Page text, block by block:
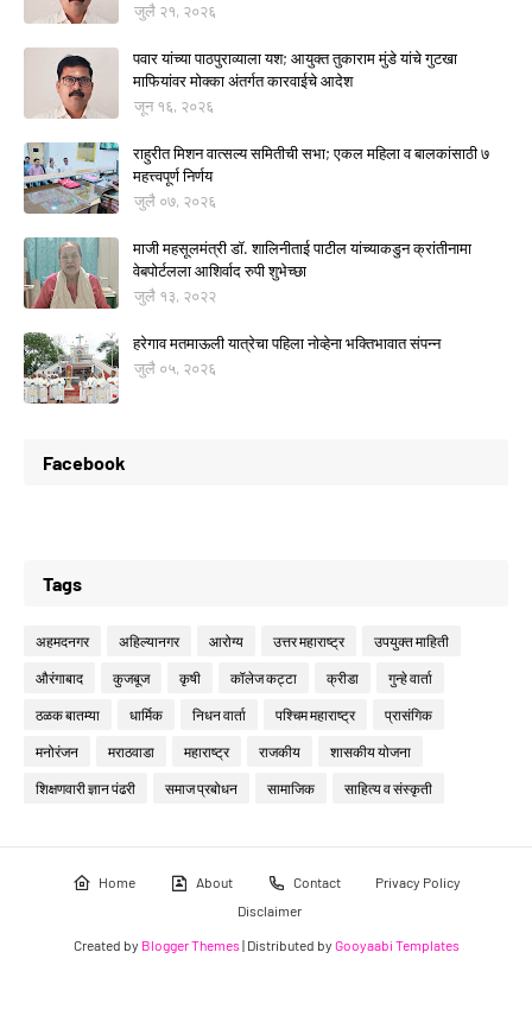
जुलै २१, २०२६
पवार यांच्या पाठपुराव्याला यश; आयुक्त तुकाराम मुंडे यांचे गुटखा
माफियांवर मोक्का अंतर्गत कारवाईचे आदेश
जून १६, २०२६
राहुरीत मिशन वात्सल्य समितीची सभा; एकल महिला व बालकांसाठी ७
महत्त्वपूर्ण निर्णय
जुलै ०७, २०२६
माजी महसूलमंत्री डॉ. शालिनीताई पाटील यांच्याकडुन क्रांतीनामा
वेबपोर्टलला आशिर्वाद रुपी शुभेच्छा
जुलै १३, २०२२
हरेगाव मतमाऊली यात्रेचा पहिला नोव्हेना भक्तिभावात संपन्न
जुलै ०५, २०२६
Facebook
Tags
अहमदनगर अहिल्यानगर आरोग्य उत्तर महाराष्ट्र उपयुक्त माहिती
औरंगाबाद कुजबूज कृषी कॉलेज कट्टा क्रीडा गुन्हे वार्ता
ठळक बातम्या धार्मिक निधन वार्ता पश्चिम महाराष्ट्र प्रासंगिक
मनोरंजन मराठवाडा महाराष्ट्र राजकीय शासकीय योजना
शिक्षणवारी ज्ञान पंढरी समाज प्रबोधन सामाजिक साहित्य व संस्कृती
Home About Contact
Privacy Policy
Disclaimer
Created by Blogger Themes| Distributed by Gooyaabi Templates